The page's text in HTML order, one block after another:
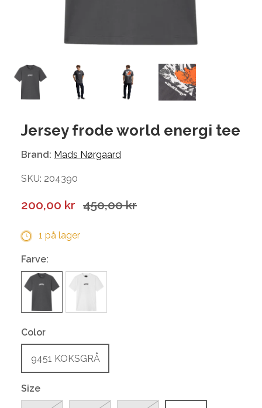
Jersey frode world energi tee
Brand: Mads Nørgaard
SKU: 204390
200,00 kr 450,00 kr
1 på lager
Farve:
Color
9451 KOKSGRÅ
Size